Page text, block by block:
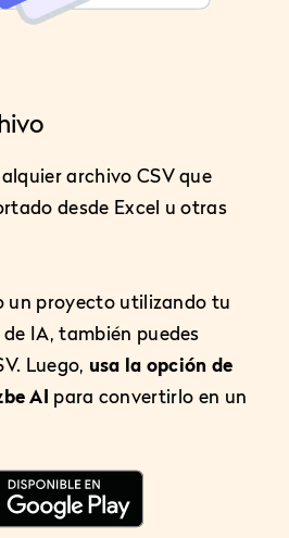
archivo CSV que
desde Excel u otras
un proyecto utilizando tu
IA, también puedes
Luego, usa la opción de
AI para convertirlo en un